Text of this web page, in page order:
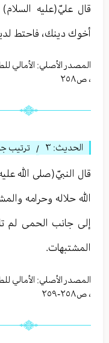
قال عليّ(عليه
أخوك دينك، فاحتط
المصدر الأصلي: الأمالي
، ص٢٥٨
الحديث: ٣ / ترتيب
قال النبيّ(صلى الله
الله حلاله وحرامه
إلى جانب الحمى لم
المشتبهات.
المصدر الأصلي: الأمالي
، ص٢٥٨-٢٥٩